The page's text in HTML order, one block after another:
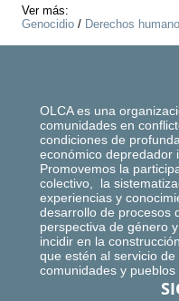
Ver más:
Genocidio / Derechos
OLCA es una
comunidades en
condiciones de
económico depredador
Promovemos la
colectivo, la
experiencias y
desarrollo de procesos
perspectiva de género
incidir en la
que estén al servicio
comunidades y